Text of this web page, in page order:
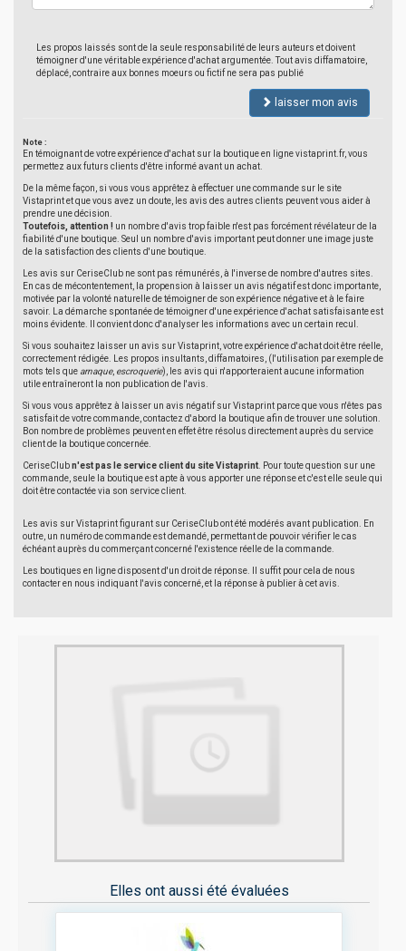
Les propos laissés sont de la seule responsabilité de leurs auteurs et doivent
témoigner d'une véritable expérience d'achat argumentée. Tout avis diffamatoire,
déplacé, contraire aux bonnes moeurs ou fictif ne sera pas publié
laisser mon avis
Note :
En témoignant de votre expérience d'achat sur la boutique en ligne vistaprint.fr, vous
permettez aux futurs clients d'être informé avant un achat.
De la même façon, si vous vous apprêtez à effectuer une commande sur le site
Vistaprint et que vous avez un doute, les avis des autres clients peuvent vous aider à
prendre une décision.
Toutefois, attention ! un nombre d'avis trop faible n'est pas forcément révélateur de la
fiabilité d'une boutique. Seul un nombre d'avis important peut donner une image juste
de la satisfaction des clients d'une boutique.
Les avis sur CeriseClub ne sont pas rémunérés, à l'inverse de nombre d'autres sites.
En cas de mécontentement, la propension à laisser un avis négatif est donc importante,
motivée par la volonté naturelle de témoigner de son expérience négative et à le faire
savoir. La démarche spontanée de témoigner d'une expérience d'achat satisfaisante est
moins évidente. Il convient donc d'analyser les informations avec un certain recul.
Si vous souhaitez laisser un avis sur Vistaprint, votre expérience d'achat doit être réelle,
correctement rédigée. Les propos insultants, diffamatoires, (l'utilisation par exemple de
mots tels que arnaque, escroquerie), les avis qui n'apporteraient aucune information
utile entraîneront la non publication de l'avis.
Si vous vous apprêtez à laisser un avis négatif sur Vistaprint parce que vous n'êtes pas
satisfait de votre commande, contactez d'abord la boutique afin de trouver une solution.
Bon nombre de problèmes peuvent en effet être résolus directement auprès du service
client de la boutique concernée.
CeriseClubn'est pas le service client du site Vistaprint . Pour toute question sur une
commande, seule la boutique est apte à vous apporter une réponse et c'est elle seule qui
doit être contactée via son service client.
Les avis sur Vistaprint figurant sur CeriseClub ont été modérés avant publication. En
outre, un numéro de commande est demandé, permettant de pouvoir vérifier le cas
échéant auprès du commerçant concerné l'existence réelle de la commande.
Les boutiques en ligne disposent d'un droit de réponse. Il suffit pour cela de nous
contacter en nous indiquant l'avis concerné, et la réponse à publier à cet avis.
Elles ont aussi été évaluées